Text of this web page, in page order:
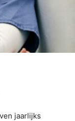
jaarlijks